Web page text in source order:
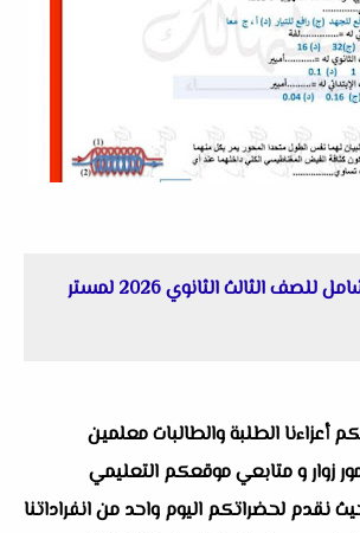
امتحان كهربية شامل للصف الثالث الثانوي 2026 لمستر
أعزاءنا الطلبة والطالبات معلمين
زوار و متابعي موقعكم التعليمي
نقدم لحضراتكم اليوم واحد من انفراداتنا